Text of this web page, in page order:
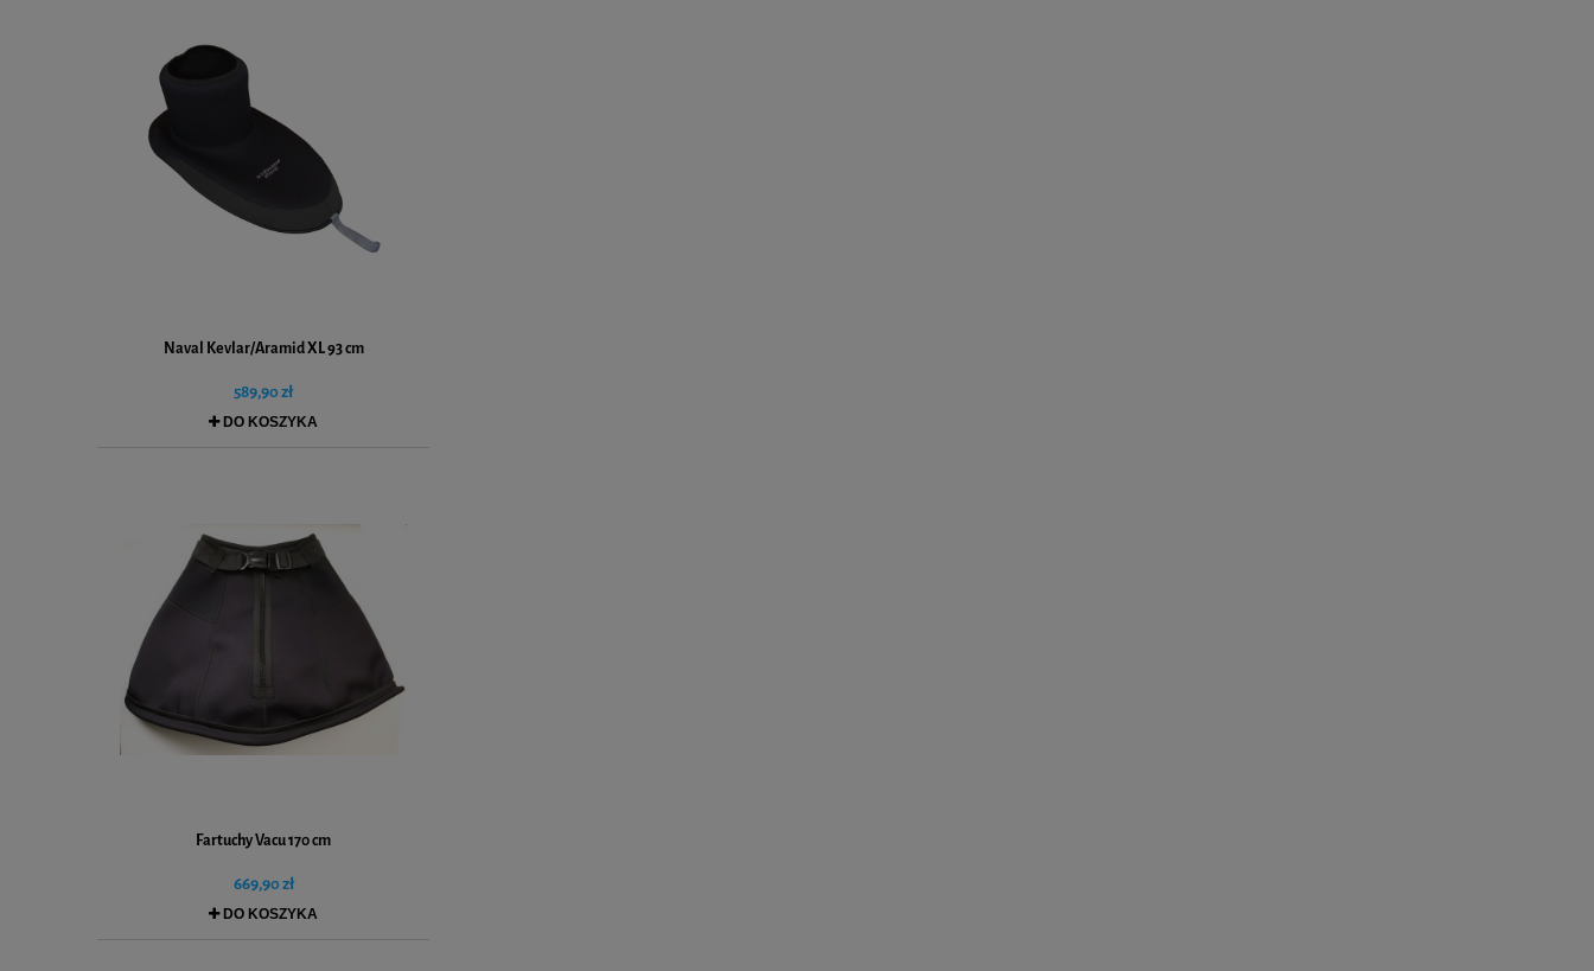
Naval Kevlar/Aramid XL 93 cm
589,90 zł
DO KOSZYKA
Fartuchy Vacu 170 cm
669,90 zł
DO KOSZYKA